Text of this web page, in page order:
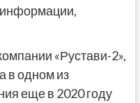
«Рустави-2»,
в одном из
еще в 2020 году